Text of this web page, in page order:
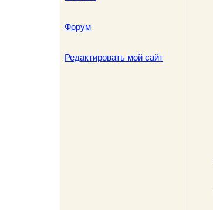
Форум
Редактировать мой сайт